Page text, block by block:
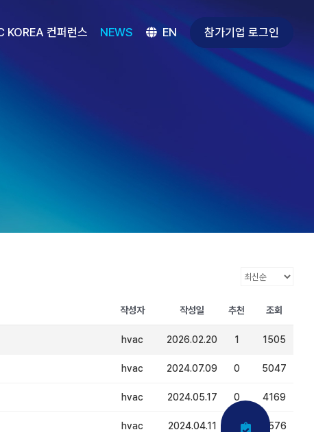
KOREA 컨퍼런스 NEWS EN 참가기업 로그인
작성자 작성일 추천 조회
hvac 2026.02.20 1 1505
hvac 2024.07.09 0 5047
hvac 2024.05.17 0 4169
hvac 2024.04.11 3576